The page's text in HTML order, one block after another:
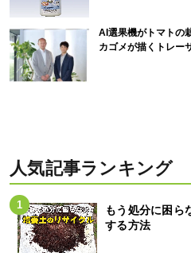
AI選果機がトマトの
カゴメが描くトレー
人気記事ランキング
もう処分に困
する方法